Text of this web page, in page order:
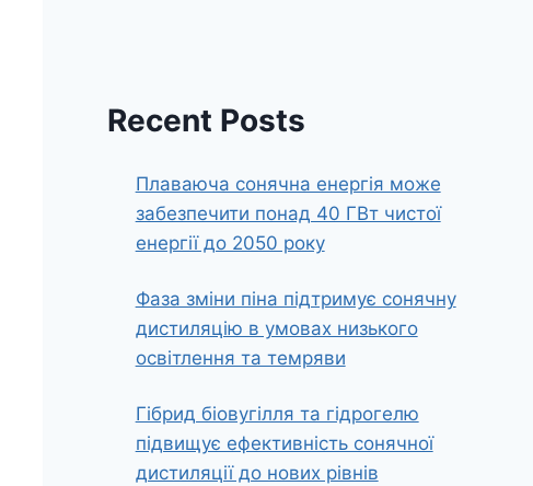
Recent Posts
Плаваюча сонячна енергія може
забезпечити понад 40 ГВт чистої
енергії до 2050 року
Фаза зміни піна підтримує сонячну
дистиляцію в умовах низького
освітлення та темряви
Гібрид біовугілля та гідрогелю
підвищує ефективність сонячної
дистиляції до нових рівнів